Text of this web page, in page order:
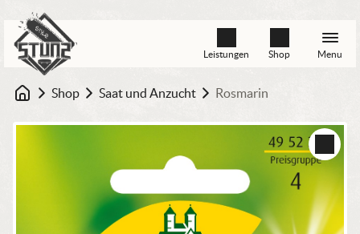
Leistungen Shop Menu
Startseite
Shop Saat und Anzucht Rosmarin